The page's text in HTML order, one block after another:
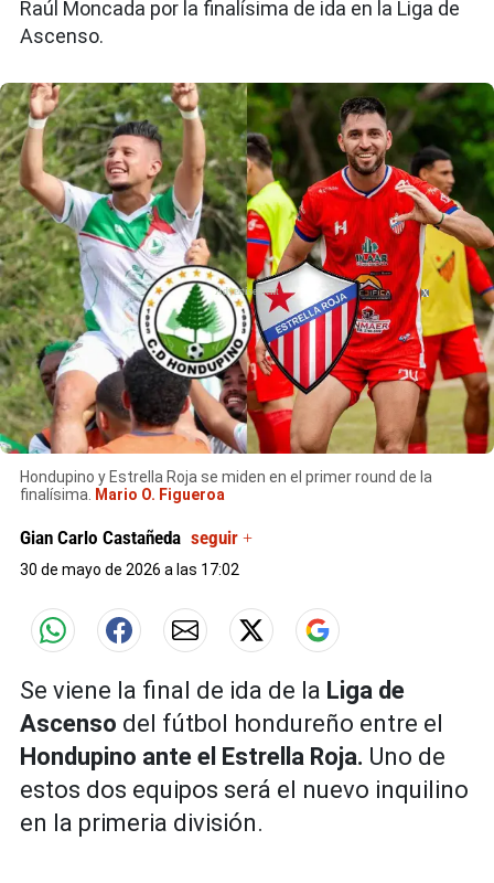
Raúl Moncada por la finalísima de ida en la Liga de
Ascenso.
Hondupino y Estrella Roja se miden en el primer round de la
finalísima. Mario O. Figueroa
X
Gian Carlo Castañeda seguir +
30 de mayo de 2026 a las 17:02
Se viene la final de ida de la Liga de
Ascenso del fútbol hondureño entre el
Hondupino ante el Estrella Roja. Uno de
estos dos equipos será el nuevo inquilino
en la primeria división.